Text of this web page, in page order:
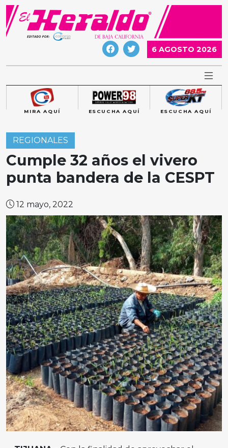
Skip
content
6 AGOSTO 2026
MIRA AQUÍ ESCUCHA AQUÍ ESCUCHA AQUÍ
REGIONALES
Cumple 32 años el vivero
punta bandera de la CESPT
12 mayo, 2022